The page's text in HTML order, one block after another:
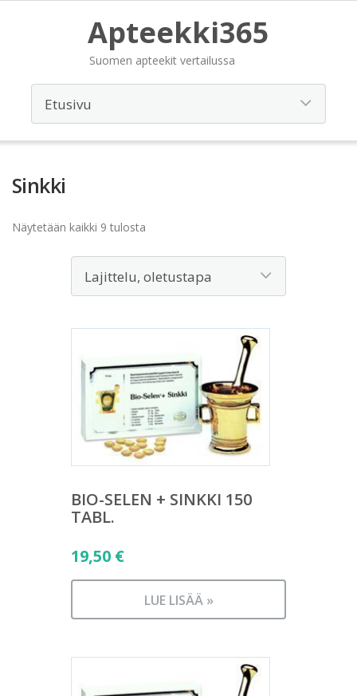
Apteekki365
Suomen apteekit vertailussa
Sinkki
Näytetään kaikki 9 tulosta
BIO-SELEN + SINKKI 150
TABL.
19,50 €
LUE LISÄÄ »